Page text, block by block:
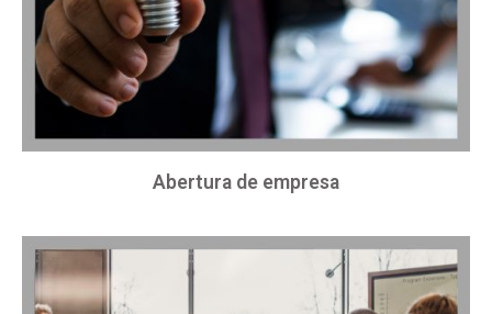
Abertura de empresa